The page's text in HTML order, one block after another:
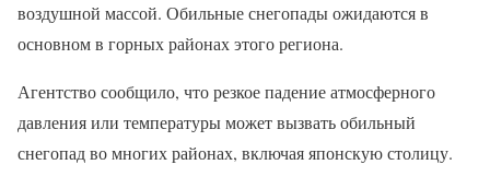
воздушной массой. Обильные снегопады ожидаются в
основном в горных районах этого региона.
Агентство сообщило, что резкое падение атмосферного
давления или температуры может вызвать обильный
снегопад во многих районах, включая японскую столицу.